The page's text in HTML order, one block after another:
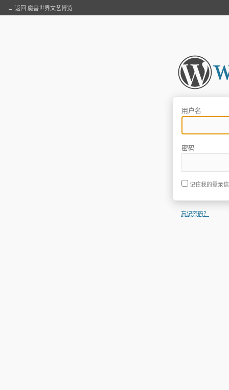
用户名
密码
记住我的登录
忘记密码？
← 返回 魔兽世界文艺博览